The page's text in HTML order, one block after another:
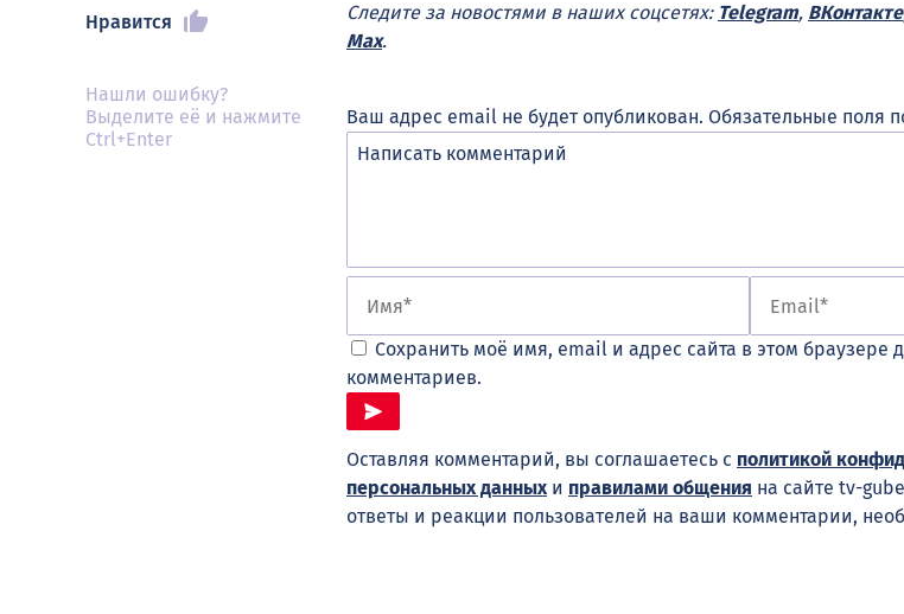
Нравится
Нашли ошибку?
Выделите её и нажмите
Ctrl+Enter
Следите за новостями в наших соцсетях: Telegram, ВКонтакте
Max.
Ваш адрес email не будет опубликован. Обязательные поля
Сохранить моё имя, email и адрес сайта в этом браузере
комментариев.
Оставляя комментарий, вы соглашаетесь с политикой
персональных данныхи правилами общения на сайте tv-
ответы и реакции пользователей на ваши комментарии,